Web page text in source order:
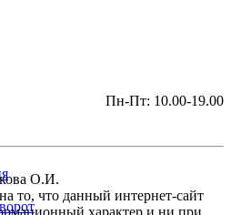
Пн-Пт: 10.00-19.00
О.И.
то, что данный интернет-сайт
характер и ни при